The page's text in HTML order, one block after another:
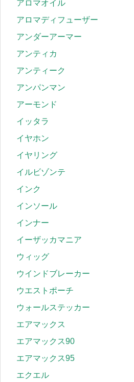
アロマオイル
アロマディフューザー
アンダーアーマー
アンティカ
アンティーク
アンパンマン
アーモンド
イッタラ
イヤホン
イヤリング
イルビゾンテ
インク
インソール
インナー
イーザッカマニア
ウィッグ
ウインドブレーカー
ウエストポーチ
ウォールステッカー
エアマックス
エアマックス90
エアマックス95
エクエル